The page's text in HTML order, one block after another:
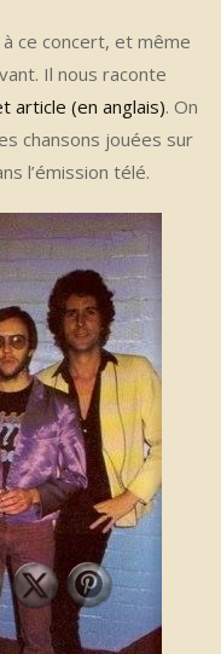
à ce concert, et même
Il nous raconte
article (en anglais). On
chansons jouées sur
l’émission télé.